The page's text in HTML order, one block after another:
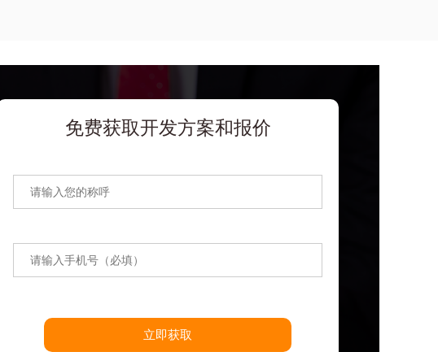
免费获取开发方案和报价
立即获取